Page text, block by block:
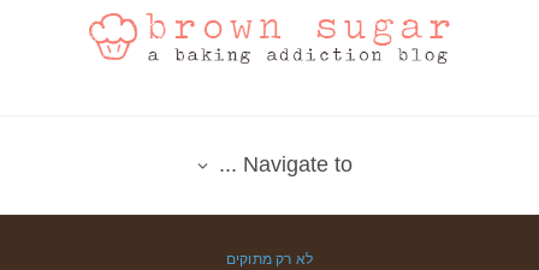
Navigate to ...
לא רק מתוקים